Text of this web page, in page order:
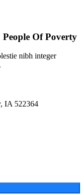
People Of Poverty
nibh integer
IA 522364